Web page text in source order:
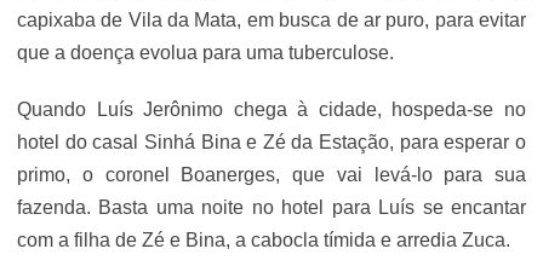
capixaba de Vila da Mata, em busca de ar puro, para evitar
que a doença evolua para uma tuberculose.
Quando Luís Jerônimo chega à cidade, hospeda-se no
hotel do casal Sinhá Bina e Zé da Estação, para esperar o
primo, o coronel Boanerges, que vai levá-lo para sua
fazenda. Basta uma noite no hotel para Luís se encantar
com a filha de Zé e Bina, a cabocla tímida e arredia Zuca.